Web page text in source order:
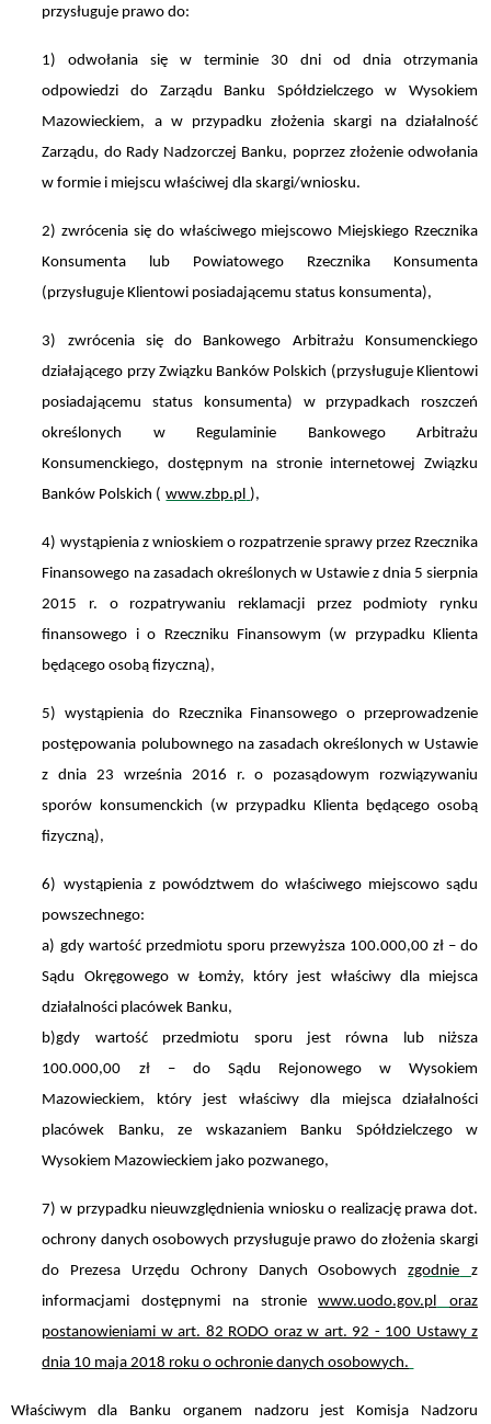
przysługuje prawo do:
1) odwołania się w terminie 30 dni od dnia otrzymania
odpowiedzi do Zarządu Banku Spółdzielczego w Wysokiem
Mazowieckiem, a w przypadku złożenia skargi na działalność
Zarządu, do Rady Nadzorczej Banku, poprzez złożenie odwołania
w formie i miejscu właściwej dla skargi/wniosku.
2) zwrócenia się do właściwego miejscowo Miejskiego Rzecznika
Konsumenta lub Powiatowego Rzecznika Konsumenta
(przysługuje Klientowi posiadającemu status konsumenta),
3) zwrócenia się do Bankowego Arbitrażu Konsumenckiego
działającego przy Związku Banków Polskich (przysługuje Klientowi
posiadającemu status konsumenta) w przypadkach roszczeń
określonych w Regulaminie Bankowego Arbitrażu
Konsumenckiego, dostępnym na stronie internetowej Związku
Banków Polskich ( www.zbp.pl ),
4) wystąpienia z wnioskiem o rozpatrzenie sprawy przez Rzecznika
Finansowego na zasadach określonych w Ustawie z dnia 5 sierpnia
2015 r. o rozpatrywaniu reklamacji przez podmioty rynku
finansowego i o Rzeczniku Finansowym (w przypadku Klienta
będącego osobą fizyczną),
5) wystąpienia do Rzecznika Finansowego o przeprowadzenie
postępowania polubownego na zasadach określonych w Ustawie
z dnia 23 września 2016 r. o pozasądowym rozwiązywaniu
sporów konsumenckich (w przypadku Klienta będącego osobą
fizyczną),
6) wystąpienia z powództwem do właściwego miejscowo sądu
powszechnego:
a) gdy wartość przedmiotu sporu przewyższa 100.000,00 zł – do
Sądu Okręgowego w Łomży, który jest właściwy dla miejsca
działalności placówek Banku,
b)gdy wartość przedmiotu sporu jest równa lub niższa
100.000,00 zł – do Sądu Rejonowego w Wysokiem
Mazowieckiem, który jest właściwy dla miejsca działalności
placówek Banku, ze wskazaniem Banku Spółdzielczego w
Wysokiem Mazowieckiem jako pozwanego,
7) w przypadku nieuwzględnienia wniosku o realizację prawa dot.
ochrony danych osobowych przysługuje prawo do złożenia skargi
do Prezesa Urzędu Ochrony Danych Osobowychzgodnie
z
informacjami dostępnymi na stroniewww.uodo.gov.pl
oraz
postanowieniami w art. 82 RODO oraz w art. 92 - 100 Ustawy z
dnia 10 maja 2018 roku o ochronie danych osobowych.
Właściwym dla Banku organem nadzoru jest Komisja Nadzoru